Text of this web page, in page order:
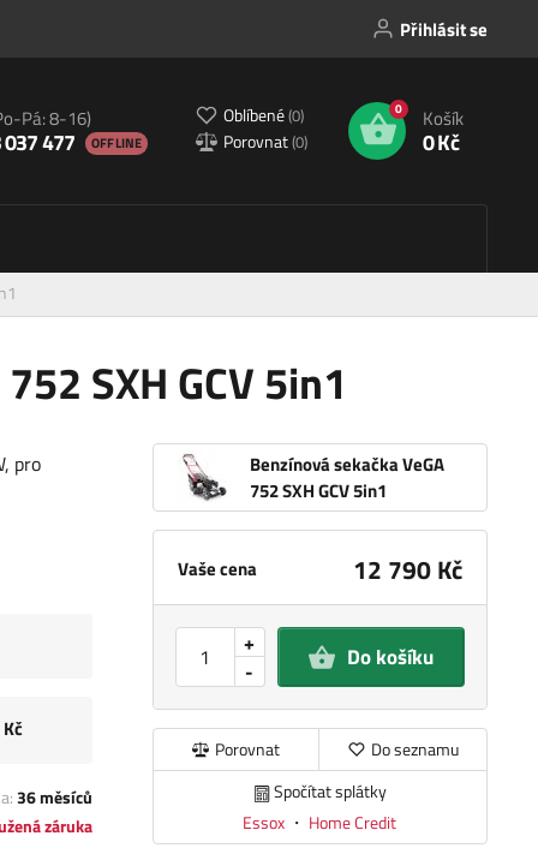
Přihlásit se
Pá: 8-16)
477 OFFLINE
Oblíbené(0)
Porovnat(0)
0 Košík
0 Kč
SXH GCV 5in1
Benzínová sekačka VeGA
752 SXH GCV 5in1
Vaše cena 12 790 Kč
-
+ Do košíku
Porovnat
Do seznamu
Spočítat splátky
Essox ・ Home Credit
pro
36 měsíců
záruka